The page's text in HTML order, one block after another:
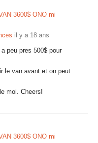
3600$ ONO mi
il y a 18 ans
peu pres 500$ pour
le van avant et on peut
moi. Cheers!
3600$ ONO mi